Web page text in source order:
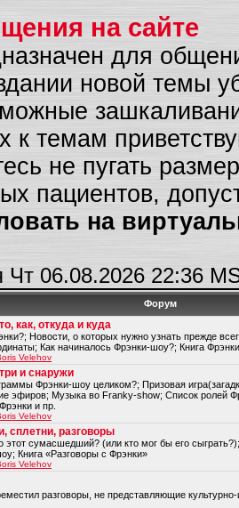
на сайте
для
новой темы
к темам
не пугать
пациентов,
на
06.08.2026 22:36
Форум
как, откуда и куда
Новости, о которых нужно узнать прежде
Как начиналось Фрэнки-шоу?; Книга
Velehov
и снаружи
Фрэнки-шоу целиком?; Призовая
эфиров; Музыка во Franky-show; Список ролей
и пр.
Velehov
разговоры
этот сумасшедший? (или кто мог бы его
Книга «Разговоры с Фрэнки»
Velehov
разговоры, не представляющие культурно-